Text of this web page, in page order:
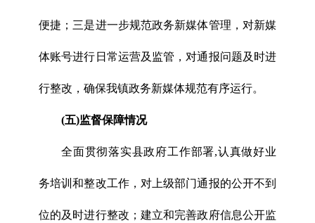
便捷；三是进一步规范政务新媒体管理，对新媒
体账号进行日常运营及监管，对通报问题及时进
行整改，确保我镇政务新媒体规范有序运行。
(五)监督保障情况
全面贯彻落实县政府工作部署,认真做好业
务培训和整改工作，对上级部门通报的公开不到
位的及时进行整改；建立和完善政府信息公开监